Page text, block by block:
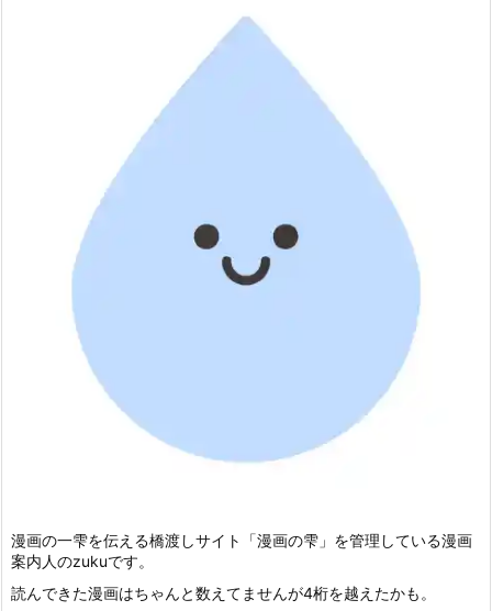
漫画の一雫を伝える橋渡しサイト「漫画の雫」を管理している漫画
案内人のzukuです。
読んできた漫画はちゃんと数えてませんが4桁を越えたかも。